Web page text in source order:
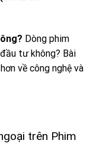
Dòng phim
tư không? Bài
về công nghệ và
trên Phim